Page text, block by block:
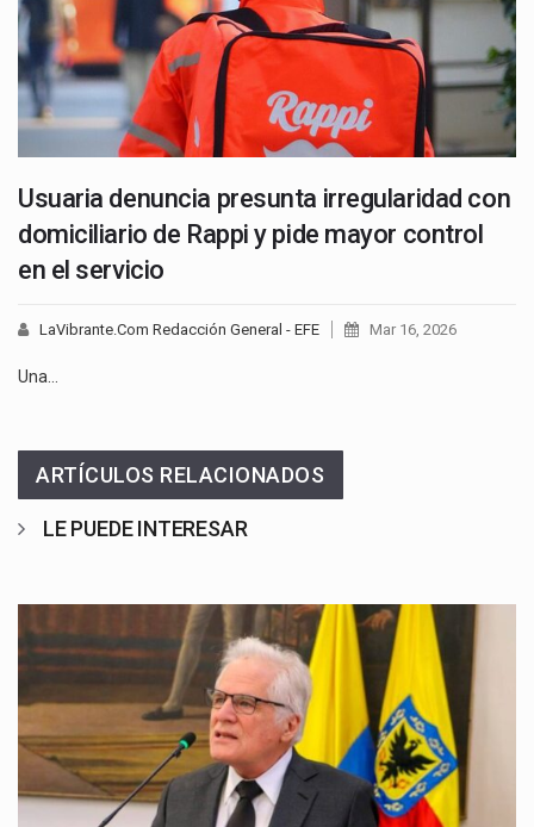
Usuaria denuncia presunta irregularidad con
domiciliario de Rappi y pide mayor control
en el servicio
LaVibrante.Com Redacción General - EFE Mar 16, 2026
Una…
ARTÍCULOS RELACIONADOS
LE PUEDE INTERESAR